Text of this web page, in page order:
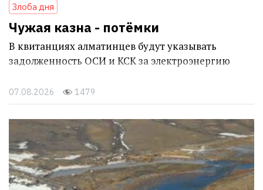
Злоба дня
Чужая казна - потёмки
В квитанциях алматинцев будут указывать
задолженность ОСИ и КСК за электроэнергию
07.08.2026 1479